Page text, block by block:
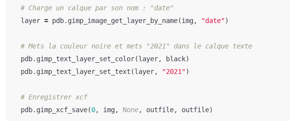
layer = pdb. gimp_image_get_layer_by_name(img, "date")
pdb. gimp_text_layer_set_color(layer, black)
pdb. gimp_text_layer_set_text (layer, "2021")
pdb. gimp_xcf_save(0, img, None, outfile, outfile)